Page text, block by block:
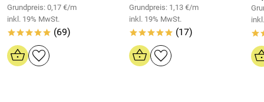
drei Membranen eingearbeitet. Das bedeutet noch mehr
Sicherheit für Ihr Haus. Alle 25mm befindet sich eine
Membran im Quellband. Je nach bestellter Breite bieten bis
eindringender Nässe.
Grundpreis: 0,17 €/m
inkl. 19% MwSt.
***** (69)
Grundpreis: 1,13 €/m
inkl. 19% MwSt.
***** (17)